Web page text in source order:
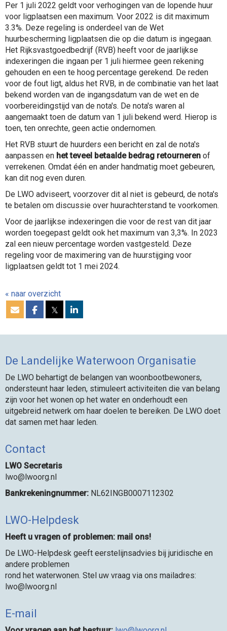
Per 1 juli 2022 geldt voor verhogingen van de lopende huur
voor ligplaatsen een maximum. Voor 2022 is dit maximum
3.3%. Deze regeling is onderdeel van de Wet
huurbescherming ligplaatsen die op die datum is ingegaan.
Het Rijksvastgoedbedrijf (RVB) heeft voor de jaarlijkse
indexeringen die ingaan per 1 juli hiermee geen rekening
gehouden en een te hoog percentage gerekend. De reden
voor de fout ligt, aldus het RVB, in de combinatie van het laat
bekend worden van de ingangsdatum van de wet en de
voorbereidingstijd van de nota's. De nota's waren al
aangemaakt toen de datum van 1 juli bekend werd. Hierop is
toen, ten onrechte, geen actie ondernomen.
Het RVB stuurt de huurders een bericht en zal de nota's
aanpassen en het teveel betaalde bedrag retourneren of
verrekenen. Omdat één en ander handmatig moet gebeuren,
kan dit nog even duren.
De LWO adviseert, voorzover dit al niet is gebeurd, de nota's
te betalen om discussie over huurachterstand te voorkomen.
Voor de jaarlijkse indexeringen die voor de rest van dit jaar
worden toegepast geldt ook het maximum van 3,3%. In 2023
zal een nieuw percentage worden vastgesteld. Deze
regeling voor de maximering van de huurstijging voor
ligplaatsen geldt tot 1 mei 2024.
« naar overzicht
𝕏
De Landelijke Waterwoon Organisatie
De LWO behartigt de belangen van woonbootbewoners,
ondersteunt haar leden, stimuleert activiteiten die van belang
zijn voor het wonen op het water en onderhoudt een
uitgebreid netwerk om haar doelen te bereiken. De LWO doet
dat samen met haar leden.
Contact
LWO Secretaris
owl@lwoorg.nl
Bankrekeningnummer: NL62INGB0007112302
LWO-Helpdesk
Heeft u vragen of problemen: mail ons!
De LWO-Helpdesk geeft eerstelijnsadvies bij juridische en
andere problemen
rond het waterwonen. Stel uw vraag via ons mailadres:
owl@lwoorg.nl
E-mail